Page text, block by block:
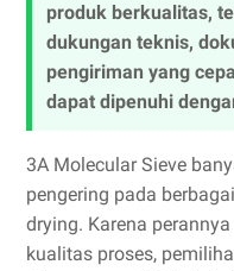
produk berkualitas,
dukungan teknis,
pengiriman yang
dapat dipenuhi
3A Molecular Sieve
pengering pada
drying. Karena
kualitas proses,